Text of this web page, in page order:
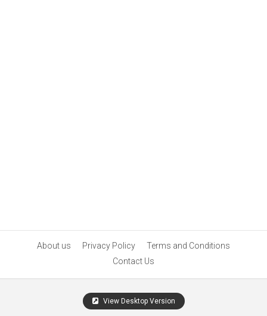
About us Privacy Policy
Terms and Conditions
Contact Us
View Desktop Version